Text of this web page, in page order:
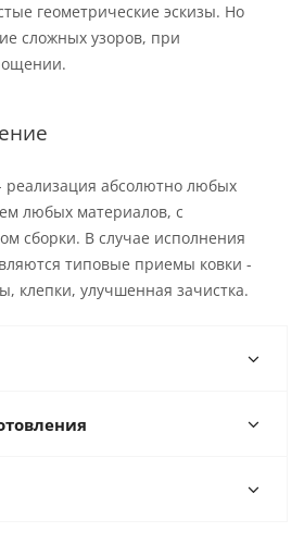
геометрические эскизы. Но
сложных узоров, при
реализация абсолютно любых
любых материалов, с
сборки. В случае исполнения
типовые приемы ковки -
клепки, улучшенная зачистка.